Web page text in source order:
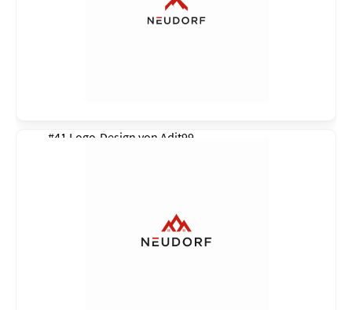
#41 Logo-Design von Adit99